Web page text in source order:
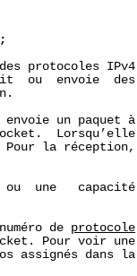
protocoles IPv4
ou  envoie  des
envoie un paquet à
Lorsqu’elle
la réception,
ou  une   capacité
de
protocole
Pour voir une
assignés dans la